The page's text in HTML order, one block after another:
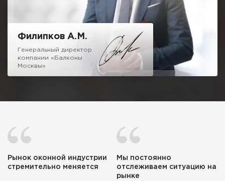
Филипков А.М.
Генеральный директор
компании «Балконы
Москвы»
Рынок оконной индустрии
стремительно меняется
Мы постоянно
отслеживаем ситуацию на
рынке